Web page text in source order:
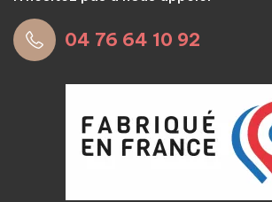
04 76 64 10 92